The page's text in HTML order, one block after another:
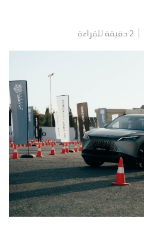
2دقيقة للقراءة